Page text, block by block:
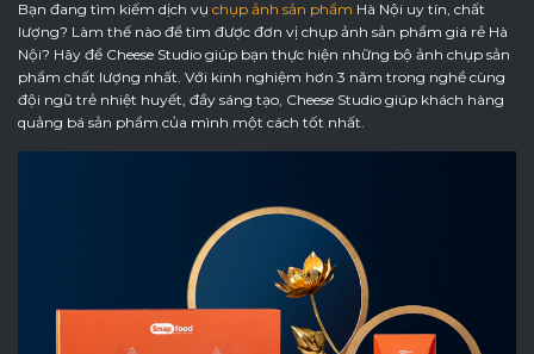
Bạn đang tìm kiếm dịch vụ chụp ảnh sản phẩm Hà Nội uy tín, chất
lượng? Làm thế nào để tìm được đơn vị chụp ảnh sản phẩm giá rẻ Hà
Nội? Hãy để Cheese Studio giúp bạn thực hiện những bộ ảnh chụp sản
phẩm chất lượng nhất. Với kinh nghiệm hơn 3 năm trong nghề cùng
đội ngũ trẻ nhiệt huyết, đầy sáng tạo, Cheese Studio giúp khách hàng
quảng bá sản phẩm của mình một cách tốt nhất.